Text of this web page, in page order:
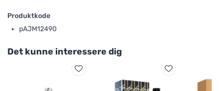
Produktkode
pAJM12490
Det kunne interessere dig